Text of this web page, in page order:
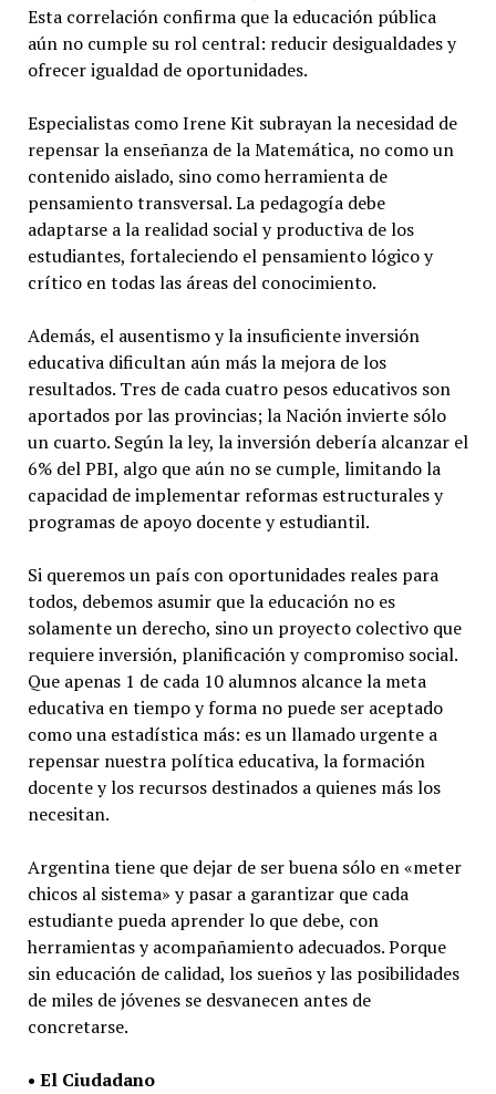
Esta correlación confirma que la educación pública
aún no cumple su rol central: reducir desigualdades y
ofrecer igualdad de oportunidades.
Especialistas como Irene Kit subrayan la necesidad de
repensar la enseñanza de la Matemática, no como un
contenido aislado, sino como herramienta de
pensamiento transversal. La pedagogía debe
adaptarse a la realidad social y productiva de los
estudiantes, fortaleciendo el pensamiento lógico y
crítico en todas las áreas del conocimiento.
Además, el ausentismo y la insuficiente inversión
educativa dificultan aún más la mejora de los
resultados. Tres de cada cuatro pesos educativos son
aportados por las provincias; la Nación invierte sólo
un cuarto. Según la ley, la inversión debería alcanzar el
6% del PBI, algo que aún no se cumple, limitando la
capacidad de implementar reformas estructurales y
programas de apoyo docente y estudiantil.
Si queremos un país con oportunidades reales para
todos, debemos asumir que la educación no es
solamente un derecho, sino un proyecto colectivo que
requiere inversión, planificación y compromiso social.
Que apenas 1 de cada 10 alumnos alcance la meta
educativa en tiempo y forma no puede ser aceptado
como una estadística más: es un llamado urgente a
repensar nuestra política educativa, la formación
docente y los recursos destinados a quienes más los
necesitan.
Argentina tiene que dejar de ser buena sólo en «meter
chicos al sistema» y pasar a garantizar que cada
estudiante pueda aprender lo que debe, con
herramientas y acompañamiento adecuados. Porque
sin educación de calidad, los sueños y las posibilidades
de miles de jóvenes se desvanecen antes de
concretarse.
• El Ciudadano